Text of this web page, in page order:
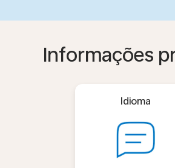
Informações
Idioma